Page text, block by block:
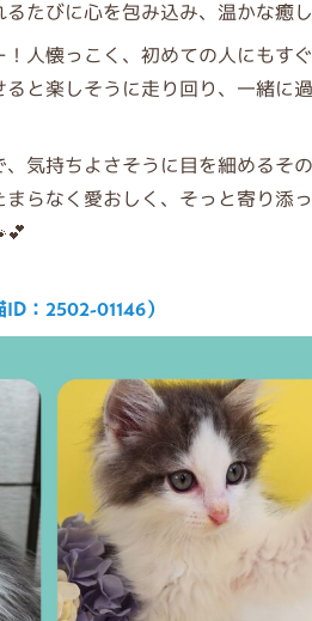
たびに心を包み込み、温かな癒
人懐っこく、初めての人にもす
と楽しそうに走り回り、一緒に
気持ちよさそうに目を細めるそ
らなく愛おしく、そっと寄り添
：2502-01146）